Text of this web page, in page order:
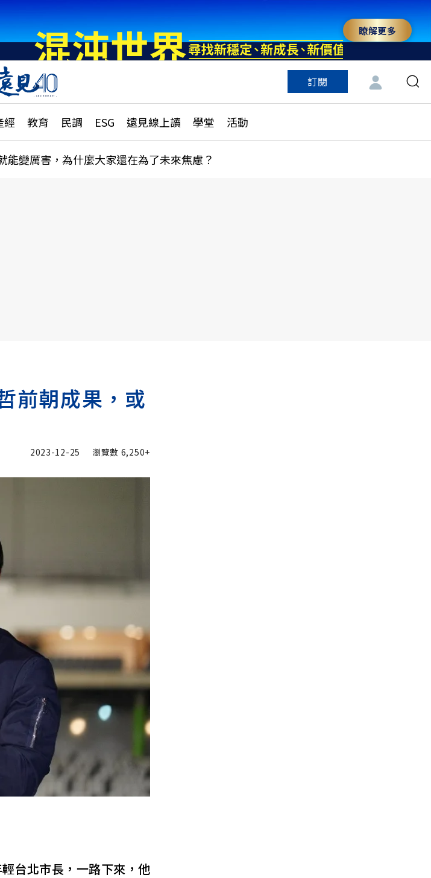
瞭解更多
訂閱
經 教育 民調 ESG 遠見線上讀 學堂 活動
特輯
大學升學、職涯攻略
縣市施政調查全解析
更多訂閱方案
特色頻道
能變厲害，為什麼大家還在為了未來焦慮？
前朝成果，或
2023-12-25 瀏覽數 6,250+
台北市長，一路下來，他